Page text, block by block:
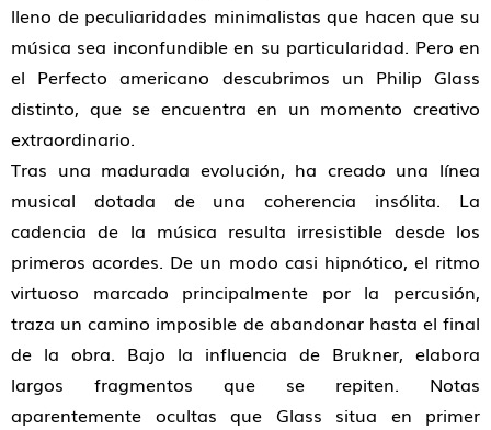
lleno de peculiaridades minimalistas que hacen que su
música sea inconfundible en su particularidad. Pero en
el Perfecto americano descubrimos un Philip Glass
distinto, que se encuentra en un momento creativo
extraordinario.
Tras una madurada evolución, ha creado una línea
musical dotada de una coherencia insólita. La
cadencia de la música resulta irresistible desde los
primeros acordes. De un modo casi hipnótico, el ritmo
virtuoso marcado principalmente por la percusión,
traza un camino imposible de abandonar hasta el final
de la obra. Bajo la influencia de Brukner, elabora
largos fragmentos que se repiten. Notas
aparentemente ocultas que Glass situa en primer